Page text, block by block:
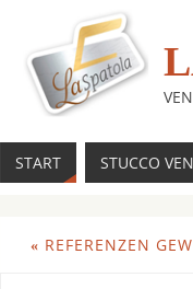
START STUCCO
« REFERENZEN